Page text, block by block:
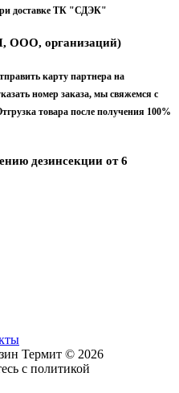
доставке ТК "СДЭК"
ООО, организаций)
карту партнера на
номер заказа, мы свяжемся с
товара после получения 100%
дезинсекции от 6
Термит © 2026
с политикой